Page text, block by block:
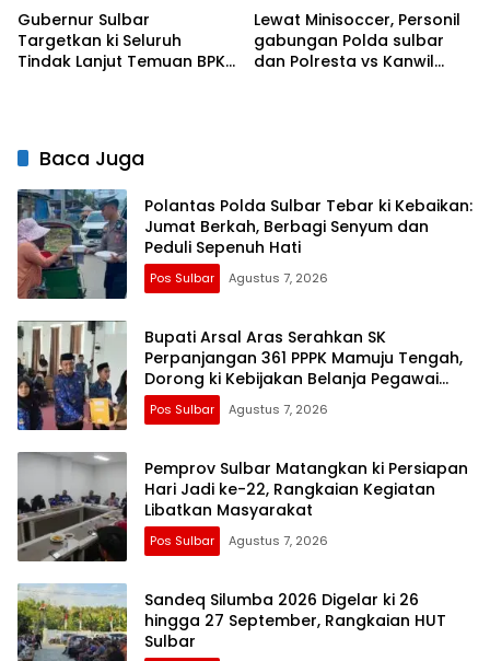
Gubernur Sulbar
Targetkan ki Seluruh
Tindak Lanjut Temuan BPK
Lewat Minisoccer, Personil
gabungan Polda sulbar
dan Polresta vs Kanwil
Baca Juga
Polantas Polda Sulbar Tebar ki Kebaikan:
Jumat Berkah, Berbagi Senyum dan
Peduli Sepenuh Hati
Pos Sulbar Agustus 7, 2026
Bupati Arsal Aras Serahkan SK
Perpanjangan 361 PPPK Mamuju Tengah,
Dorong ki Kebijakan Belanja Pegawai
Lebih Fleksibel
Pos Sulbar Agustus 7, 2026
Pemprov Sulbar Matangkan ki Persiapan
Hari Jadi ke-22, Rangkaian Kegiatan
Libatkan Masyarakat
Pos Sulbar Agustus 7, 2026
Sandeq Silumba 2026 Digelar ki 26
hingga 27 September, Rangkaian HUT
Sulbar